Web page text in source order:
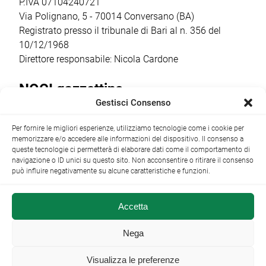
ricorrenza ha […]
Via Polignano, 5 - 70014 Conversano (BA)
Registrato presso il tribunale di Bari al n. 356 del
10/12/1968
Direttore responsabile: Nicola Cardone
NOCI gazzettino
+39 080 4979274|info@nocigazzettino.it Contatti|
Archivio
NOCI gazzettino.it ©2014 •
Gestisci Consenso
Per fornire le migliori esperienze, utilizziamo tecnologie come i cookie per
memorizzare e/o accedere alle informazioni del dispositivo. Il consenso a
queste tecnologie ci permetterà di elaborare dati come il comportamento di
navigazione o ID unici su questo sito. Non acconsentire o ritirare il consenso
può influire negativamente su alcune caratteristiche e funzioni.
Accetta
Nega
Visualizza le preferenze